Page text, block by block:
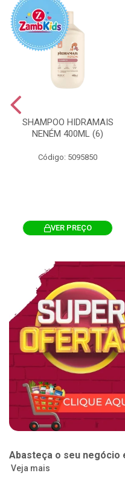
SHAMPOO HIDRAMAIS
NENÉM 400ML (6)
Código: 5095850
VER PREÇO
Abasteça o seu negócio
Veja mais